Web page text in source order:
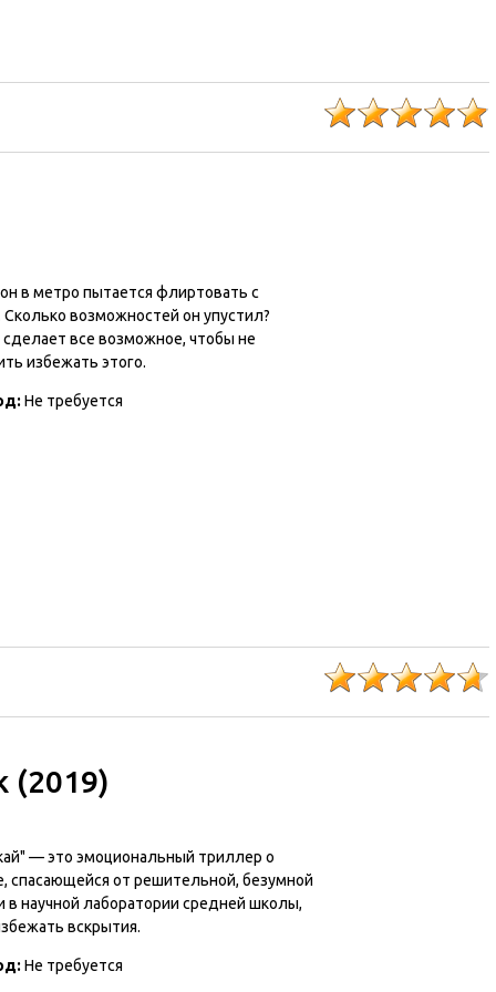
в метро пытается флиртовать с
Сколько возможностей он упустил?
все возможное, чтобы не
избежать этого.
Не требуется
(2019)
— это эмоциональный триллер о
спасающейся от решительной, безумной
в научной лаборатории средней школы,
вскрытия.
Не требуется